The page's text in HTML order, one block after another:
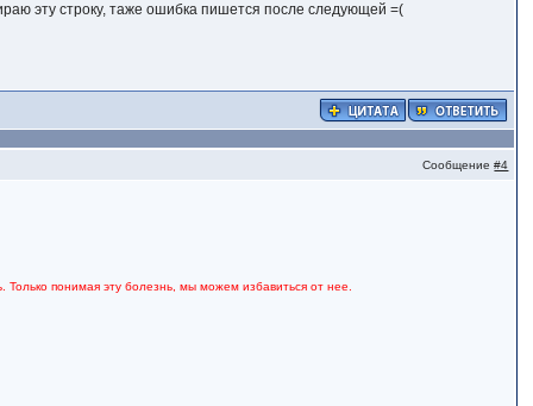
эту строку, таже ошибка пишется после следующей =(
Сообщение#4
понимая эту болезнь, мы можем избавиться от нее.